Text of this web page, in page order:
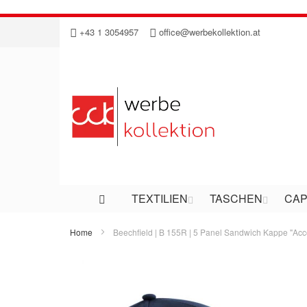
Direkt
Inhalt
+43 1 3054957 office@werbekollektion.at
TEXTILIEN TASCHEN
Home Beechfield | B 155R | 5 Panel Sandwich Kappe